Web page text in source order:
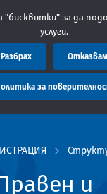
и
"бисквитки" за да
услуги.
Разбрах Отказвам
за